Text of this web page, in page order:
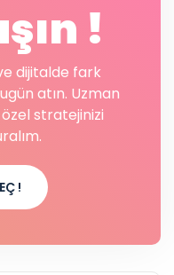
!
dijitalde fark
atın. Uzman
özel stratejinizi
!